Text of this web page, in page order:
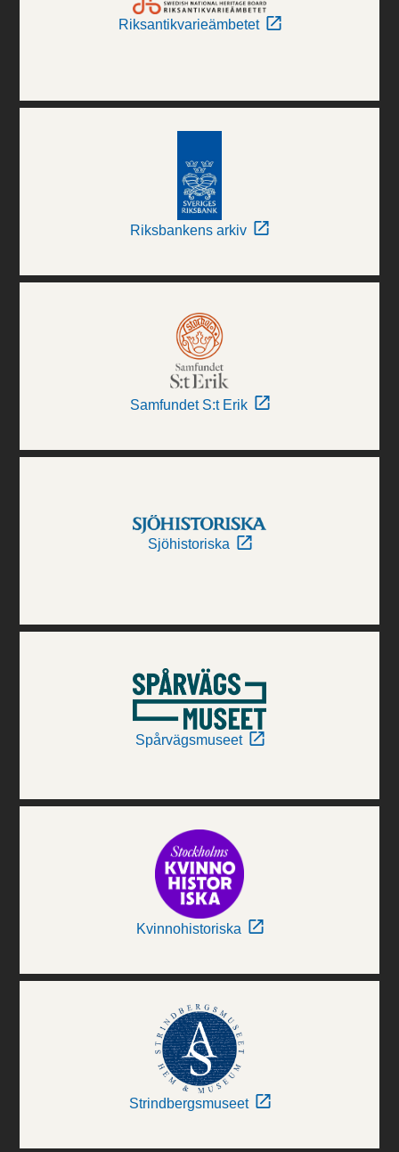
Riksantikvarieämbetet
Riksbankens arkiv
Samfundet S:t Erik
Sjöhistoriska
Spårvägsmuseet
Kvinnohistoriska
Strindbergsmuseet